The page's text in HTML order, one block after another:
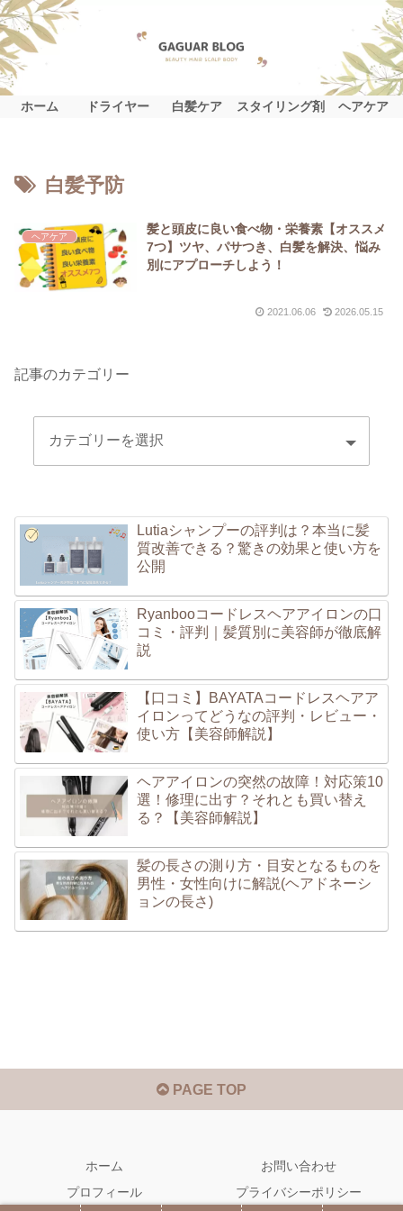
ホーム ドライヤー 白髪ケア スタイリング剤 ヘアケア
白髪予防
ヘアケア
髪と頭皮に良い食べ物・栄養素【オススメ
7つ】ツヤ、パサつき、白髪を解決、悩み
別にアプローチしよう！
2021.06.06 2026.05.15
記事のカテゴリー
Lutiaシャンプーの評判は？本当に髪
質改善できる？驚きの効果と使い方を
公開
Ryanbooコードレスヘアアイロンの口
コミ・評判｜髪質別に美容師が徹底解
説
【口コミ】BAYATAコードレスヘアア
イロンってどうなの評判・レビュー・
使い方【美容師解説】
ヘアアイロンの突然の故障！対応策10
選！修理に出す？それとも買い替え
る？【美容師解説】
髪の長さの測り方・目安となるものを
男性・女性向けに解説(ヘアドネーシ
ョンの長さ)
PAGE TOP
ホーム
お問い合わせ
プロフィール
プライバシーポリシー